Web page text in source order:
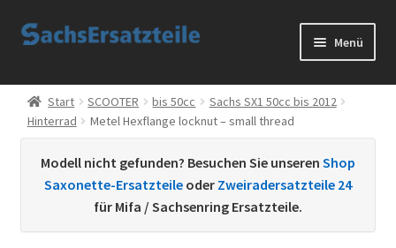
Zur
Zum
Menü
Start
AGB
Datenschutzerklärung
Start SCOOTER bis 50cc
Sachs SX1 50cc bis 2012
Hinterrad
Metel Hexflange locknut – small thread
Modell nicht gefunden? Besuchen Sie unseren Shop
Saxonette-Ersatzteile oder Zweiradersatzteile 24
für Mifa / Sachsenring Ersatzteile.